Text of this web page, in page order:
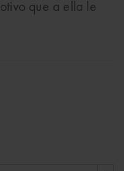
que a ella le